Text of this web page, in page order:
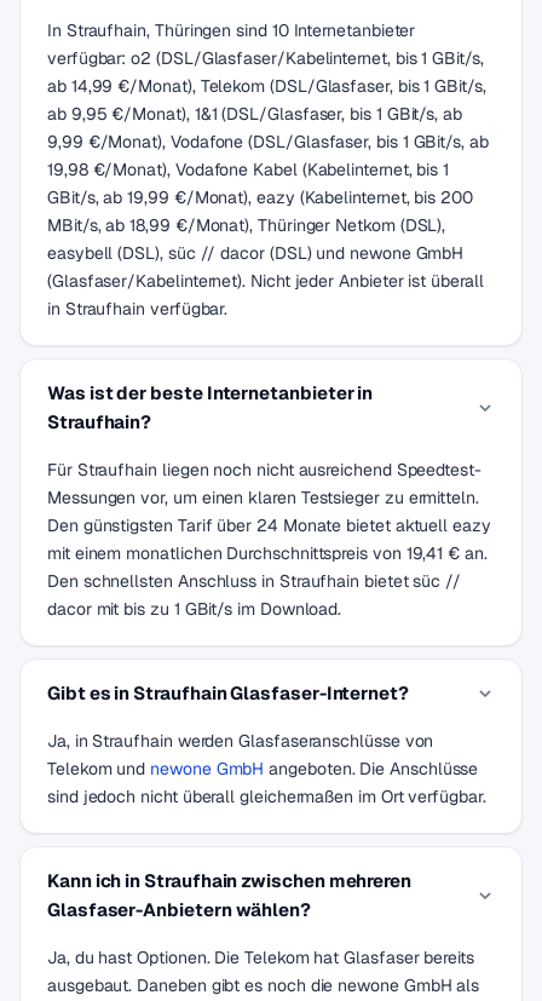
In Straufhain, Thüringen sind 10 Internetanbieter
verfügbar: o2 (DSL/Glasfaser/Kabelinternet, bis 1 GBit/s,
ab 14,99 €/Monat), Telekom (DSL/Glasfaser, bis 1 GBit/s,
ab 9,95 €/Monat), 1&1 (DSL/Glasfaser, bis 1 GBit/s, ab
9,99 €/Monat), Vodafone (DSL/Glasfaser, bis 1 GBit/s, ab
19,98 €/Monat), Vodafone Kabel (Kabelinternet, bis 1
GBit/s, ab 19,99 €/Monat), eazy (Kabelinternet, bis 200
MBit/s, ab 18,99 €/Monat), Thüringer Netkom (DSL),
easybell (DSL), süc // dacor (DSL) und newone GmbH
(Glasfaser/Kabelinternet). Nicht jeder Anbieter ist überall
in Straufhain verfügbar.
Was ist der beste Internetanbieter in
Straufhain?
Für Straufhain liegen noch nicht ausreichend Speedtest-
Messungen vor, um einen klaren Testsieger zu ermitteln.
Den günstigsten Tarif über 24 Monate bietet aktuell eazy
mit einem monatlichen Durchschnittspreis von 19,41 € an.
Den schnellsten Anschluss in Straufhain bietet süc //
dacor mit bis zu 1 GBit/s im Download.
Gibt es in Straufhain Glasfaser-Internet?
Ja, in Straufhain werden Glasfaseranschlüsse von
Telekom und newone GmbH angeboten. Die Anschlüsse
sind jedoch nicht überall gleichermaßen im Ort verfügbar.
Kann ich in Straufhain zwischen mehreren
Glasfaser-Anbietern wählen?
Ja, du hast Optionen. Die Telekom hat Glasfaser bereits
ausgebaut. Daneben gibt es noch die newone GmbH als